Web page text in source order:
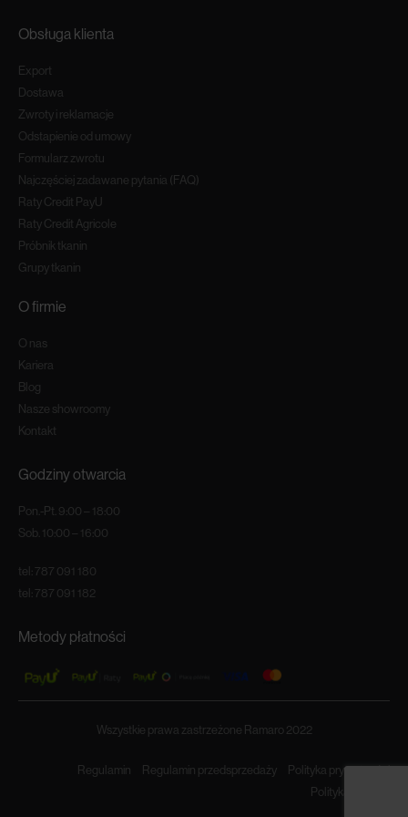
Obsługa klienta
Export
Dostawa
Zwroty i reklamacje
Odstapienie od umowy
Formularz zwrotu
Najczęściej zadawane pytania (FAQ)
Raty Credit PayU
Raty Credit Agricole
Próbnik tkanin
Grupy tkanin
O firmie
O nas
Kariera
Blog
Nasze showroomy
Kontakt
Godziny otwarcia
Pon.-Pt. 9:00 – 18:00
Sob. 10:00 – 16:00
tel: 787 091 180
tel: 787 091 182
Metody płatności
Wszystkie prawa zastrzeżone Ramaro 2022
Regulamin Regulamin przedsprzedaży
Polityka prywatności
Polityka cookies